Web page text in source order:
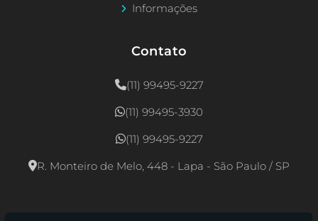
Informações
Contato
(11) 99495-9227
(11) 99495-3930
(11) 99495-9227
R. Monteiro de Melo, 448 - Lapa - São Paulo / SP